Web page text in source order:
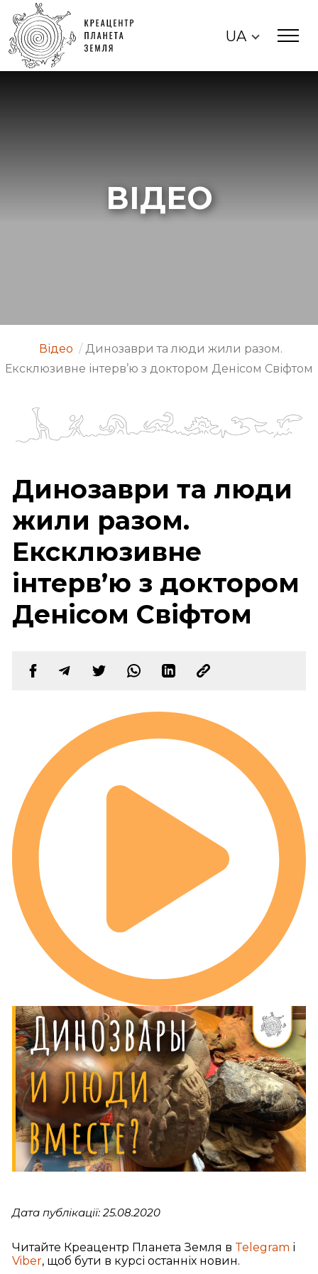
UA
ВІДЕО
Відео / Динозаври та люди жили разом.
Ексклюзивне інтерв’ю з доктором Денісом Свіфтом
Динозаври та люди
жили разом.
Ексклюзивне
інтерв’ю з доктором
Денісом Свіфтом
Дата публікації: 25.08.2020
Читайте Креацентр Планета Земля в Telegram і
Viber, щоб бути в курсі останніх новин.